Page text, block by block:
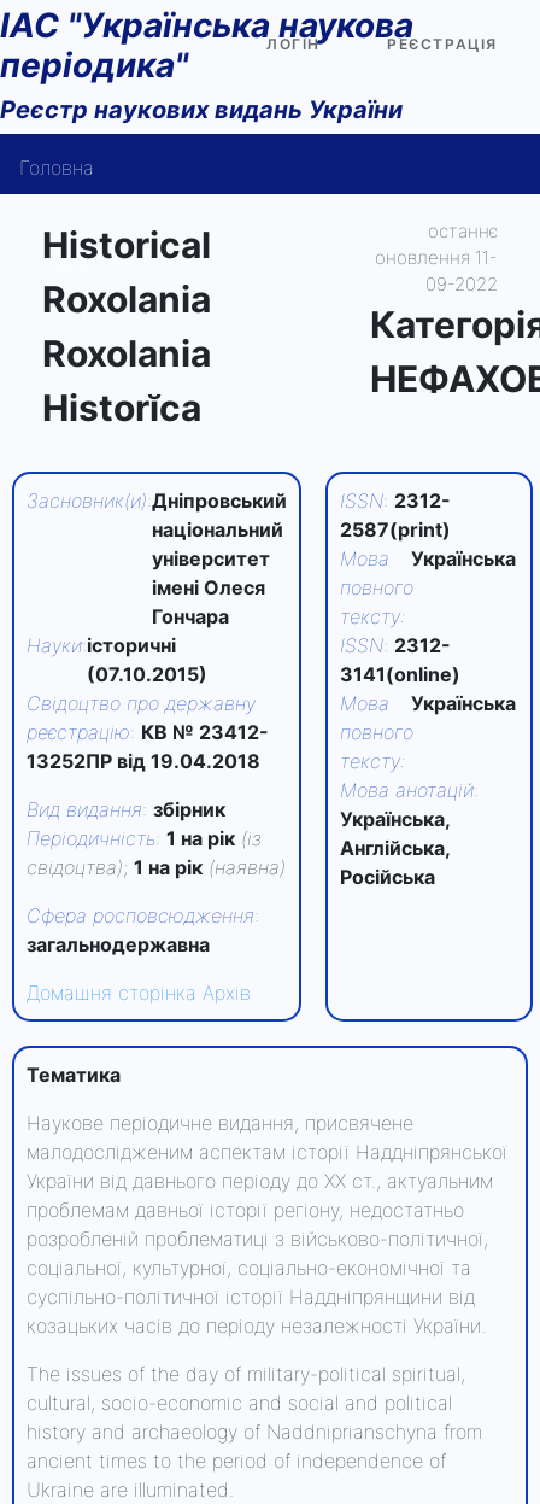
ІАС "Українська наукова
періодика"
Реєстр наукових видань України
ЛОГІН РЕЄСТРАЦІЯ
Головна
Довідка користувача
Контакти
Historical
Roxolania
Roxolania
Historĭca
останнє
оновлення 11-
09-2022
Засновник(и):Дніпровський
національний
університет
імені Олеся
Гончара
Науки:історичні
(07.10.2015)
Свідоцтво про державну
реєстрацію: КВ № 23412-
13252ПР від 19.04.2018
Вид видання: збірник
Періодичність: 1 на рік (із
свідоцтва); 1 на рік (наявна)
Сфера росповсюдження:
загальнодержавна
Домашня сторінка Архів
ISSN: 2312-
2587(print)
Мова
повного
тексту:
Українська
ISSN: 2312-
3141(online)
Мова
повного
тексту:
Українська
Мова анотацій:
Українська,
Англійська,
Російська
Тематика
Наукове періодичне видання, присвячене
малодослідженим аспектам історії Наддніпрянської
України від давнього періоду до ХХ ст., актуальним
проблемам давньої історії регіону, недостатньо
розробленій проблематиці з військово-політичної,
соціальної, культурної, соціально-економічної та
суспільно-політичної історії Наддніпрянщини від
козацьких часів до періоду незалежності України.
The issues of the day of military-political spiritual,
cultural, socio-economic and social and political
history and archaeology of Naddniprianschyna from
ancient times to the period of independence of
Ukraine are illuminated.